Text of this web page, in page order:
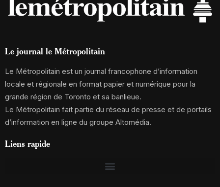
Le journal le Métropolitain
Le Métropolitain est un journal francophone d’information
locale et régionale en format papier et numérique pour la
grande région de Toronto et sa banlieue.
Le Métropolitain fait partie du réseau de presse et de portails
d’information en ligne du groupe Altomédia.
Liens rapide